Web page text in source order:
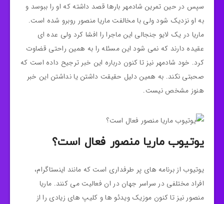
سپس در حین تمرین شادمهر بارها قصد داشته که او را ببوسد و
به او نزدیک شود ولی با مخالفت ماریا منصور روبرو شده است.
ماریا در یک لایو جنجالی این ماجرا را افشا کرد ولی عده ای
عقیده دارند که نمی شود این مسئله را به همین راحتی قضاوت
کرد. خود شادمهر نیز تا کنون درباره این خبر ترجیح داده است که
صحبتی نکند. به همین دلیل حقیقت داشتن یا نداشتن این خبر
هنوز مشخص نیست.
یوتیوب ماریا منصور فعال است؟
یوتیوب از برنامه های پر طرفداری است که مانند اینستاگرام،
افراد مختلفی در سراسر جهان در ان فعالیت می کنند. ماریا
منصور نیز تا کنون موزیک ویدئو ها و کلیپ های زیادی را از